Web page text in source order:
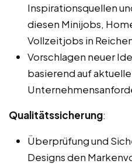
Inspirationsquellen
diesen Minijobs,
Vollzeitjobs in
Vorschlagen neuer
basierend auf
Qualitätssicherung:
Überprüfung und
Designs den